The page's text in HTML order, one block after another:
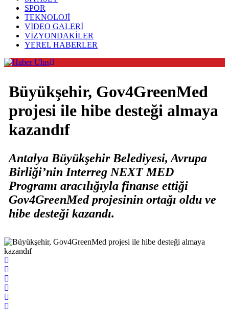
SPOR
TEKNOLOJİ
VIDEO GALERİ
VİZYONDAKİLER
YEREL HABERLER
Büyükşehir, Gov4GreenMed
projesi ile hibe desteği almaya
kazandıf
Antalya Büyükşehir Belediyesi, Avrupa
Birliği’nin Interreg NEXT MED
Programı aracılığıyla finanse ettiği
Gov4GreenMed projesinin ortağı oldu ve
hibe desteği kazandı.